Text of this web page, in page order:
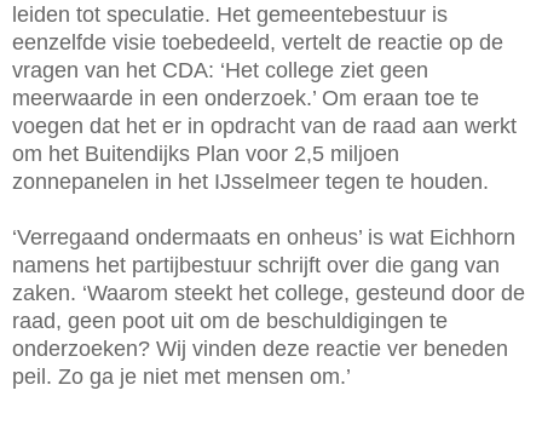
leiden tot speculatie. Het gemeentebestuur is
eenzelfde visie toebedeeld, vertelt de reactie op de
vragen van het CDA: ‘Het college ziet geen
meerwaarde in een onderzoek.’ Om eraan toe te
voegen dat het er in opdracht van de raad aan werkt
om het Buitendijks Plan voor 2,5 miljoen
zonnepanelen in het IJsselmeer tegen te houden.
‘Verregaand ondermaats en onheus’ is wat Eichhorn
namens het partijbestuur schrijft over die gang van
zaken. ‘Waarom steekt het college, gesteund door de
raad, geen poot uit om de beschuldigingen te
onderzoeken? Wij vinden deze reactie ver beneden
peil. Zo ga je niet met mensen om.’